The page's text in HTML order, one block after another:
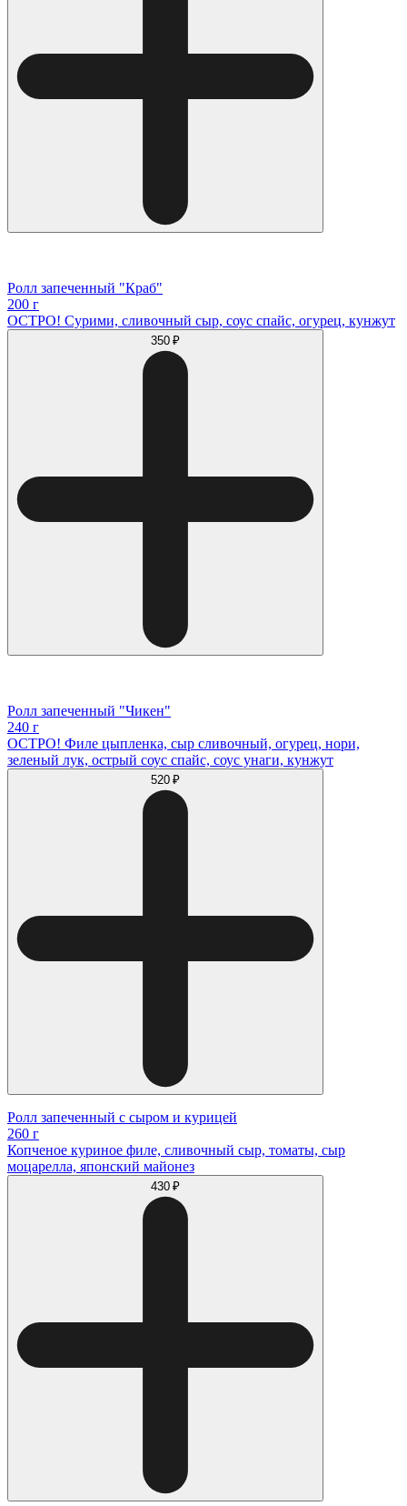
Ролл запеченный "Краб"
200 г
ОСТРО! Сурими, сливочный сыр, соус спайс, огурец, кунжут
350 ₽
Ролл запеченный "Чикен"
240 г
ОСТРО! Филе цыпленка, сыр сливочный, огурец, нори,
зеленый лук, острый соус спайс, соус унаги, кунжут
520 ₽
Ролл запеченный с сыром и курицей
260 г
Копченое куриное филе, сливочный сыр, томаты, сыр
моцарелла, японский майонез
430 ₽